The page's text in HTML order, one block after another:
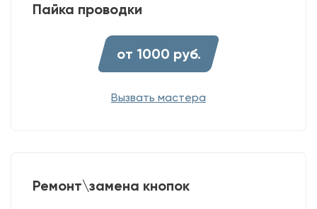
Пайка проводки
от 1000 руб.
Вызвать мастера
Ремонт\замена кнопок